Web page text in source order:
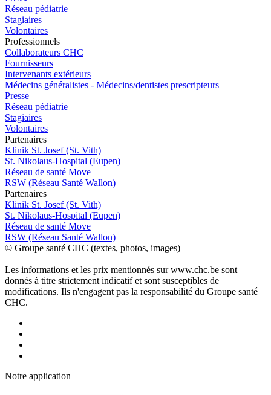
Réseau pédiatrie
Stagiaires
Volontaires
Professionnels
Collaborateurs CHC
Fournisseurs
Intervenants extérieurs
Médecins généralistes - Médecins/dentistes prescripteurs
Presse
Réseau pédiatrie
Stagiaires
Volontaires
Partenaires
Klinik St. Josef (St. Vith)
St. Nikolaus-Hospital (Eupen)
Réseau de santé Move
RSW (Réseau Santé Wallon)
Partenaires
Klinik St. Josef (St. Vith)
St. Nikolaus-Hospital (Eupen)
Réseau de santé Move
RSW (Réseau Santé Wallon)
© Groupe santé CHC (textes, photos, images)
Les informations et les prix mentionnés sur www.chc.be sont
donnés à titre strictement indicatif et sont susceptibles de
modifications. Ils n'engagent pas la responsabilité du Groupe santé
CHC.
Notre application